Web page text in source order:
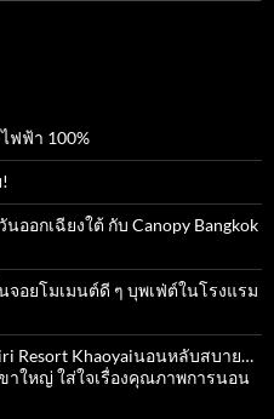
ฟฟ้า 100%
ออกเฉียงใต้ กับ Canopy Bangkok
อยโมเมนต์ดี ๆ บุพเฟ่ต์ในโรงแรม
Resort​ Khaoyaiนอนหลับสบาย…
าใหญ่ ใส่ใจเรื่องคุณภาพการนอน